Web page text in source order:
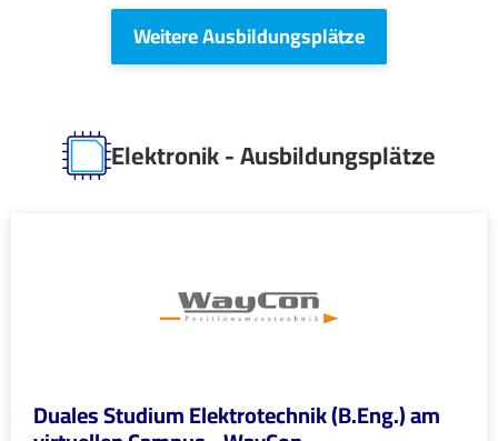
Weitere Ausbildungsplätze
Elektronik - Ausbildungsplätze
Duales Studium Elektrotechnik (B.Eng.) am